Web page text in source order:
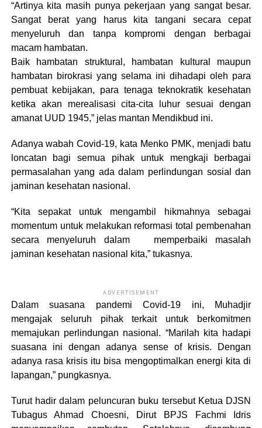
“Artinya kita masih punya pekerjaan yang sangat besar.
Sangat berat yang harus kita tangani secara cepat
menyeluruh dan tanpa kompromi dengan berbagai
macam hambatan.
Baik hambatan struktural, hambatan kultural maupun
hambatan birokrasi yang selama ini dihadapi oleh para
pembuat kebijakan, para tenaga teknokratik kesehatan
ketika akan merealisasi cita-cita luhur sesuai dengan
amanat UUD 1945,” jelas mantan Mendikbud ini.
Adanya wabah Covid-19, kata Menko PMK, menjadi batu
loncatan bagi semua pihak untuk mengkaji berbagai
permasalahan yang ada dalam perlindungan sosial dan
jaminan kesehatan nasional.
“Kita sepakat untuk mengambil hikmahnya sebagai
momentum untuk melakukan reformasi total pembenahan
secara menyeluruh dalam memperbaiki masalah
jaminan kesehatan nasional kita,” tukasnya.
ADVERTISEMENT
Dalam suasana pandemi Covid-19 ini, Muhadjir
mengajak seluruh pihak terkait untuk berkomitmen
memajukan perlindungan nasional. “Marilah kita hadapi
suasana ini dengan adanya sense of krisis. Dengan
adanya rasa krisis itu bisa mengoptimalkan energi kita di
lapangan,” pungkasnya.
Turut hadir dalam peluncuran buku tersebut Ketua DJSN
Tubagus Ahmad Choesni, Dirut BPJS Fachmi Idris